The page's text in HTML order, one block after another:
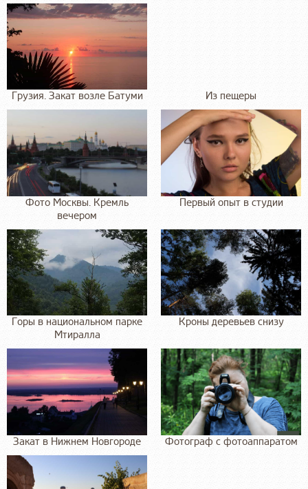
Грузия. Закат возле Батуми Из пещеры
Фото Москвы. Кремль
вечером
Первый опыт в студии
Горы в национальном парке
Мтиралла
Кроны деревьев снизу
Закат в Нижнем Новгороде Фотограф с фотоаппаратом